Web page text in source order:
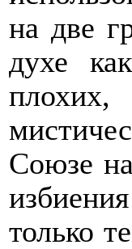
на две
духе
Союзе
только